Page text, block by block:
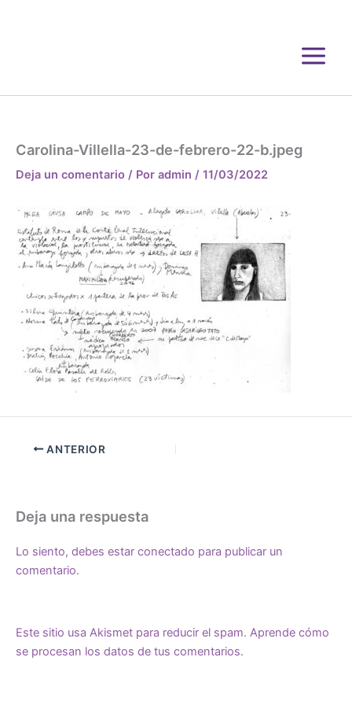
Carolina-Villella-23-de-febrero-22-b.jpeg
Deja un comentario / Por admin / 11/03/2022
ANTERIOR
Deja una respuesta
Lo siento, debes estar conectado para publicar un
comentario.
Este sitio usa Akismet para reducir el spam. Aprende cómo
se procesan los datos de tus comentarios.